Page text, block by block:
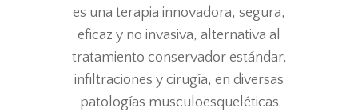
es una terapia innovadora, segura,
eficaz y no invasiva, alternativa al
tratamiento conservador estándar,
infiltraciones y cirugía, en diversas
patologías musculoesqueléticas